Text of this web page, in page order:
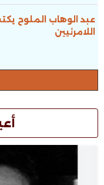
عبد الوهاب الملوح
اللامرئيين